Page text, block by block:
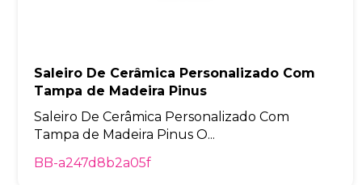
Saleiro De Cerâmica Personalizado Com
Tampa de Madeira Pinus
Saleiro De Cerâmica Personalizado Com
Tampa de Madeira Pinus O...
BB-a247d8b2a05f